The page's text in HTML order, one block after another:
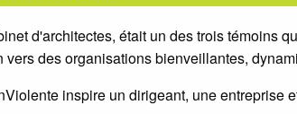
d'architectes, était un des trois témoins
des organisations bienveillantes,
inspire un dirigeant, une entreprise